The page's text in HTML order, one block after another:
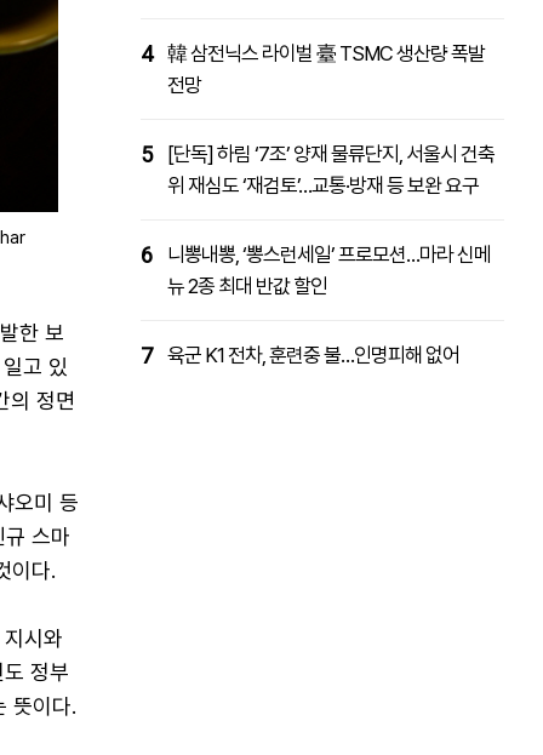
한 보
고 있
의 정면
오미 등
스마
이다.
시와
정부
뜻이다.
4 韓 삼전닉스 라이벌 臺 TSMC 생산량 폭발
전망
5
[단독] 하림 ‘7조’ 양재 물류단지, 서울시 건축
위 재심도 ‘재검토’…교통·방재 등 보완 요구
6
니뽕내뽕, ‘뽕스런세일’ 프로모션…마라 신메
뉴 2종 최대 반값 할인
7 육군 K1 전차, 훈련중 불…인명피해 없어